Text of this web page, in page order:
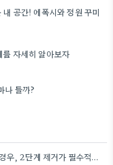
공간! 에폭시와 정원 꾸미
자세히 알아보자
나 들까?
유성 페인트 위에 수성 페인트를 덧칠한 경우, 2단계 제거가 필수적이라는 점을 강조해야겠네요.